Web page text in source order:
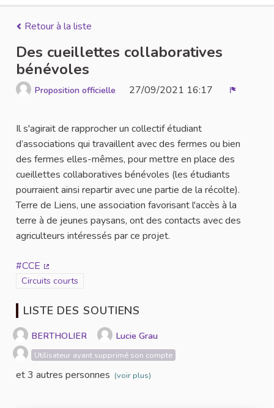
Retour à la liste
Des cueillettes collaboratives
bénévoles
Proposition officielle 27/09/2021 16:17
Il s'agirait de rapprocher un collectif étudiant
d’associations qui travaillent avec des fermes ou bien
des fermes elles-mêmes, pour mettre en place des
cueillettes collaboratives bénévoles (les étudiants
pourraient ainsi repartir avec une partie de la récolte).
Terre de Liens, une association favorisant l'accès à la
terre à de jeunes paysans, ont des contacts avec des
agriculteurs intéressés par ce projet.
#CCE
(Lien externe)
Filtrer les résultats de la catégorie : Circuits courts
Circuits courts
LISTE DES SOUTIENS
BERTHOLIER Lucie Grau
Utilisateur ayant supprimé son compte
et 3 autres personnes (voir plus)